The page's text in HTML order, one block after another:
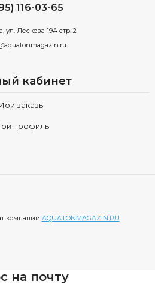
116-03-65
ул. Лескова 19А стр. 2
кабинет
заказы
профиль
компании AQUATONMAGAZIN.RU
на почту